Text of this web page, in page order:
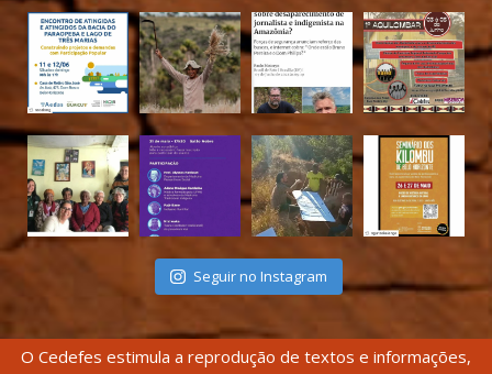
Seguir no Instagram
O Cedefes estimula a reprodução de textos e informações,